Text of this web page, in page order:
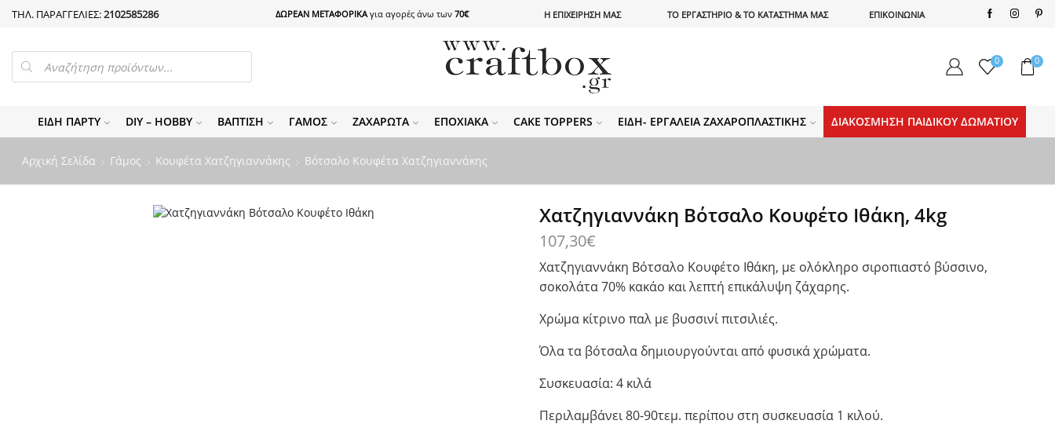
ΤΗΛ. ΠΑΡΑΓΓΕΛΙΕΣ:2102585286 ΔΩΡΕΑΝ ΜΕΤΑΦΟΡΙΚΑ για αγορές άνω των 70€ Η ΕΠΙΧΕΙΡΗΣΗ ΜΑΣ ΤΟ ΕΡΓΑΣΤΗΡΙΟ & ΤΟ ΚΑΤΑΣΤΗΜΑ ΜΑΣ ΕΠΙΚΟΙΝΩΝΙΑ
PRODUCTS
SEARCH 0 0
ΕΊΔΗ ΠΆΡΤΥ DIY – HOBBY ΒΆΠΤΙΣΗ ΓΆΜΟΣ ΖΑΧΑΡΩΤΆ ΕΠΟΧΙΑΚΆ CAKE TOPPERS ΕΊΔΗ- ΕΡΓΑΛΕΊΑ ΖΑΧΑΡΟΠΛΑΣΤΙΚΉΣ ΔΙΑΚΌΣΜΗΣΗ ΠΑΙΔΙΚΟΎ ΔΩΜΑΤΊΟΥ
Αρχική Σελίδα Γάμος Κουφέτα Χατζηγιαννάκης Βότσαλο Κουφέτα Χατζηγιαννάκης
Χατζηγιαννάκη Βότσαλο Κουφέτο Ιθάκη, 4kg
107,30€
Χατζηγιαννάκη Βότσαλο Κουφέτο Ιθάκη, με ολόκληρο σιροπιαστό βύσσινο,
σοκολάτα 70% κακάο και λεπτή επικάλυψη ζάχαρης.
Χρώμα κίτρινο παλ με βυσσινί πιτσιλιές.
Όλα τα βότσαλα δημιουργούνται από φυσικά χρώματα.
Συσκευασία: 4 κιλά
Περιλαμβάνει 80-90τεμ. περίπου στη συσκευασία 1 κιλού.